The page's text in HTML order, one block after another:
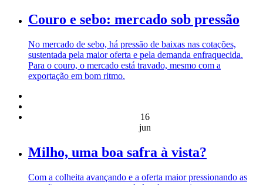
Couro e sebo: mercado sob pressão
No mercado de sebo, há pressão de baixas nas cotações,
sustentada pela maior oferta e pela demanda enfraquecida.
Para o couro, o mercado está travado, mesmo com a
exportação em bom ritmo.
16
jun
Milho, uma boa safra à vista?
Com a colheita avançando e a oferta maior pressionando as